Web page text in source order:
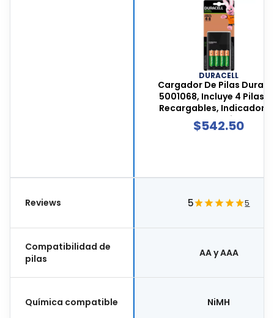
DURACELL
Cargador De Pilas
5001068, Incluye 4 Pilas
Recargables, Indicador
Carga Led, Para Pilas Aa Y
Nimh, Compatible Con
$542.50
Reviews 5 5
Compatibilidad de
pilas
AA y AAA
Química compatible NiMH